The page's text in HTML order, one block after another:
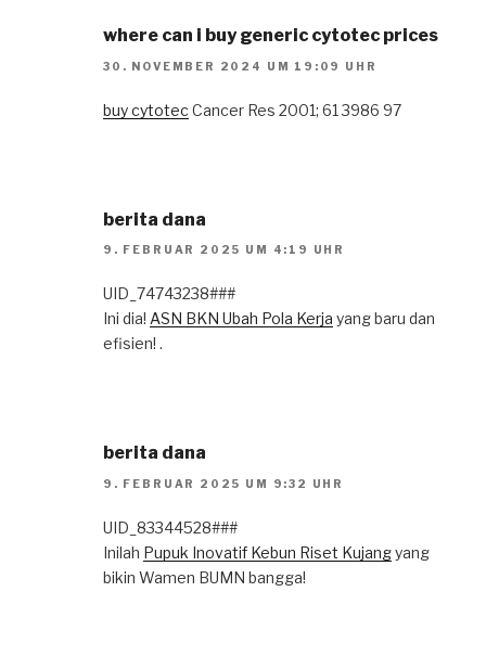
where can i buy generic cytotec prices
30. NOVEMBER 2024 UM 19:09 UHR
buy cytotec Cancer Res 2001; 61 3986 97
berita dana
9. FEBRUAR 2025 UM 4:19 UHR
UID_74743238###
Ini dia! ASN BKN Ubah Pola Kerja yang baru dan
efisien! .
berita dana
9. FEBRUAR 2025 UM 9:32 UHR
UID_83344528###
Inilah Pupuk Inovatif Kebun Riset Kujangyang
bikin Wamen BUMN bangga!